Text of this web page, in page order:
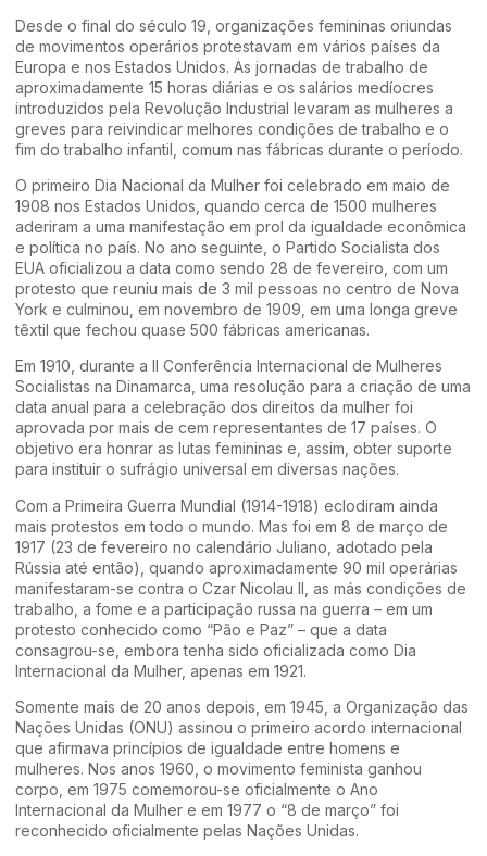
Desde o final do século 19, organizações femininas oriundas
de movimentos operários protestavam em vários países da
Europa e nos Estados Unidos. As jornadas de trabalho de
aproximadamente 15 horas diárias e os salários medíocres
introduzidos pela Revolução Industrial levaram as mulheres a
greves para reivindicar melhores condições de trabalho e o
fim do trabalho infantil, comum nas fábricas durante o período.
O primeiro Dia Nacional da Mulher foi celebrado em maio de
1908 nos Estados Unidos, quando cerca de 1500 mulheres
aderiram a uma manifestação em prol da igualdade econômica
e política no país. No ano seguinte, o Partido Socialista dos
EUA oficializou a data como sendo 28 de fevereiro, com um
protesto que reuniu mais de 3 mil pessoas no centro de Nova
York e culminou, em novembro de 1909, em uma longa greve
têxtil que fechou quase 500 fábricas americanas.
Em 1910, durante a II Conferência Internacional de Mulheres
Socialistas na Dinamarca, uma resolução para a criação de uma
data anual para a celebração dos direitos da mulher foi
aprovada por mais de cem representantes de 17 países. O
objetivo era honrar as lutas femininas e, assim, obter suporte
para instituir o sufrágio universal em diversas nações.
Com a Primeira Guerra Mundial (1914-1918) eclodiram ainda
mais protestos em todo o mundo. Mas foi em 8 de março de
1917 (23 de fevereiro no calendário Juliano, adotado pela
Rússia até então), quando aproximadamente 90 mil operárias
manifestaram-se contra o Czar Nicolau II, as más condições de
trabalho, a fome e a participação russa na guerra – em um
protesto conhecido como “Pão e Paz” – que a data
consagrou-se, embora tenha sido oficializada como Dia
Internacional da Mulher, apenas em 1921.
Somente mais de 20 anos depois, em 1945, a Organização das
Nações Unidas (ONU) assinou o primeiro acordo internacional
que afirmava princípios de igualdade entre homens e
mulheres. Nos anos 1960, o movimento feminista ganhou
corpo, em 1975 comemorou-se oficialmente o Ano
Internacional da Mulher e em 1977 o “8 de março” foi
reconhecido oficialmente pelas Nações Unidas.